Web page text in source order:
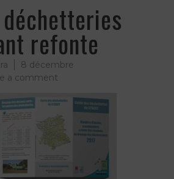
refonte
8 décembre
a commenton
déchetteries
hd
refonte